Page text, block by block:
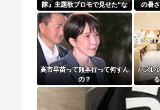
更新中止のお知らせ
海外「おめでとうタキ！」リ
隊』主題歌プロモで見せた“な
げやりインタビュー”ｗｗｗｗ
ｗｗ
の暑
高市早苗って熊本行って何すん
の？
ハズレ